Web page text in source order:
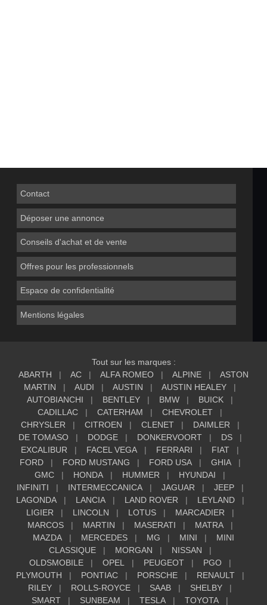
Contact
Déposer une annonce
Conseils d'achat et de vente
Offres pour les professionnels
Espace de confidentialité
Mentions légales
Tout sur les marques :
ABARTH
AC ALFA ROMEO ALPINE
ASTON
MARTIN
AUDI AUSTIN
AUSTIN HEALEY
AUTOBIANCHI
BENTLEY BMW
BUICK
CADILLAC
CATERHAM
CHEVROLET
CHRYSLER
CITROEN CLENET
DAIMLER
DE TOMASO
DODGE DONKERVOORT
DS
EXCALIBUR
FACEL VEGA FERRARI
FIAT
FORD
FORD MUSTANG FORD USA
GHIA
GMC
HONDA HUMMER
HYUNDAI
INFINITI
INTERMECCANICA JAGUAR
JEEP
LAGONDA
LANCIA LAND ROVER
LEYLAND
LIGIER
LINCOLN LOTUS
MARCADIER
MARCOS
MARTIN MASERATI
MATRA
MAZDA
MERCEDES MG MINI
MINI
CLASSIQUE
MORGAN
NISSAN
OLDSMOBILE
OPEL PEUGEOT
PGO
PLYMOUTH
PONTIAC PORSCHE
RENAULT
RILEY
ROLLS-ROYCE SAAB
SHELBY
SMART
SUNBEAM TESLA TOYOTA